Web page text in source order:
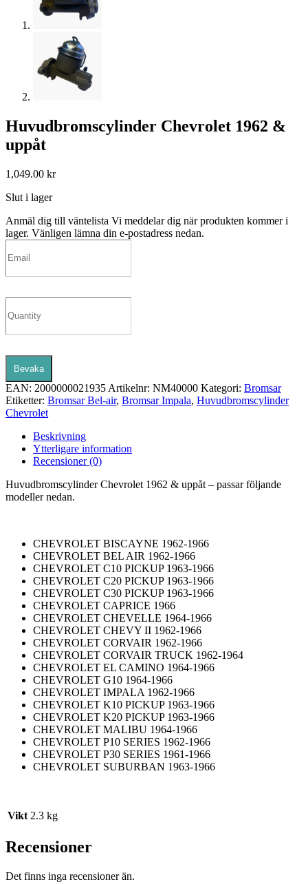
Huvudbromscylinder Chevrolet 1962 &
uppåt
1,049.00 kr
Slut i lager
Anmäl dig till väntelista Vi meddelar dig när produkten kommer i
lager. Vänligen lämna din e-postadress nedan.
Bevaka
EAN: 2000000021935 Artikelnr: NM40000 Kategori: Bromsar
Etiketter: Bromsar Bel-air, Bromsar Impala, Huvudbromscylinder
Chevrolet
Beskrivning
Ytterligare information
Recensioner (0)
Huvudbromscylinder Chevrolet 1962 & uppåt – passar följande
modeller nedan.
CHEVROLET BISCAYNE 1962-1966
CHEVROLET BEL AIR 1962-1966
CHEVROLET C10 PICKUP 1963-1966
CHEVROLET C20 PICKUP 1963-1966
CHEVROLET C30 PICKUP 1963-1966
CHEVROLET CAPRICE 1966
CHEVROLET CHEVELLE 1964-1966
CHEVROLET CHEVY II 1962-1966
CHEVROLET CORVAIR 1962-1966
CHEVROLET CORVAIR TRUCK 1962-1964
CHEVROLET EL CAMINO 1964-1966
CHEVROLET G10 1964-1966
CHEVROLET IMPALA 1962-1966
CHEVROLET K10 PICKUP 1963-1966
CHEVROLET K20 PICKUP 1963-1966
CHEVROLET MALIBU 1964-1966
CHEVROLET P10 SERIES 1962-1966
CHEVROLET P30 SERIES 1961-1966
CHEVROLET SUBURBAN 1963-1966
Vikt 2.3 kg
Recensioner
Det finns inga recensioner än.